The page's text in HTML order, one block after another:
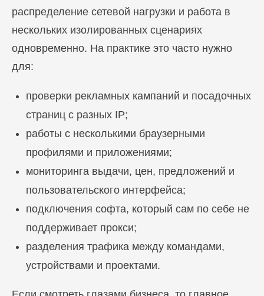
распределение сетевой нагрузки и работа в
нескольких изолированных сценариях
одновременно. На практике это часто нужно
для:
проверки рекламных кампаний и посадочных
страниц с разных IP;
работы с несколькими браузерными
профилями и приложениями;
мониторинга выдачи, цен, предложений и
пользовательского интерфейса;
подключения софта, который сам по себе не
поддерживает прокси;
разделения трафика между командами,
устройствами и проектами.